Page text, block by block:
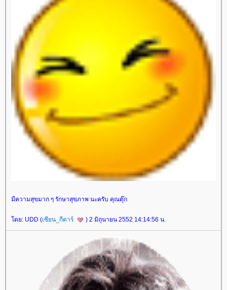
มีความสุขมาก ๆ รักษาสุขภาพ นะครับ คุณตุ๊ก
ดย: UDD (เซียน_กีตาร์ ) 2 มิถุนายน 2552 14:14:56 น.